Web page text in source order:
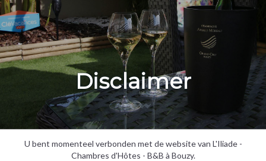
Disclaimer
U bent momenteel verbonden met de website van L'Iliade -
Chambres d'Hôtes - B&B à Bouzy.